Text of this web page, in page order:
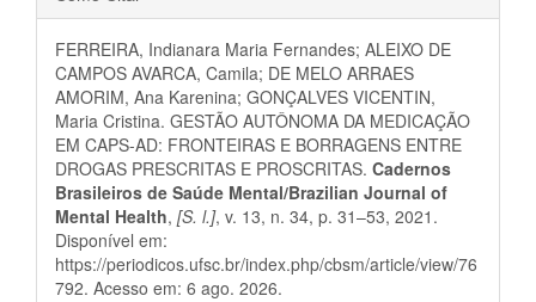
do
artigo
FERREIRA, Indianara Maria Fernandes; ALEIXO DE
CAMPOS AVARCA, Camila; DE MELO ARRAES
AMORIM, Ana Karenina; GONÇALVES VICENTIN,
Maria Cristina. GESTÃO AUTÔNOMA DA MEDICAÇÃO
EM CAPS-AD: FRONTEIRAS E BORRAGENS ENTRE
DROGAS PRESCRITAS E PROSCRITAS. Cadernos
Brasileiros de Saúde Mental/Brazilian Journal of
Mental Health, [S. l.], v. 13, n. 34, p. 31–53, 2021.
Disponível em:
https://periodicos.ufsc.br/index.php/cbsm/article/view/76
792. Acesso em: 6 ago. 2026.